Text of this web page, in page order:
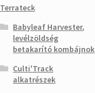
Terrateck
Babyleaf Harvester,
levélzöldség
betakarító kombájnok
Culti'Track
alkatrészek